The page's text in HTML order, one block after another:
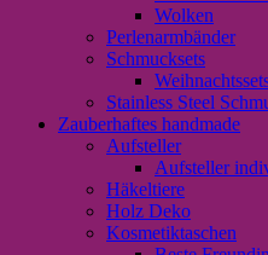
Wolken
Perlenarmbänder
Schmucksets
Stainless Steel
Zauberhaftes handmade
Aufsteller
Aufsteller
Häkeltiere
Holz Deko
Kosmetiktaschen